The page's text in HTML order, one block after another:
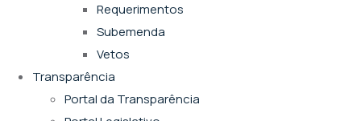
Requerimentos
Subemenda
Vetos
Transparência
Portal da Transparência